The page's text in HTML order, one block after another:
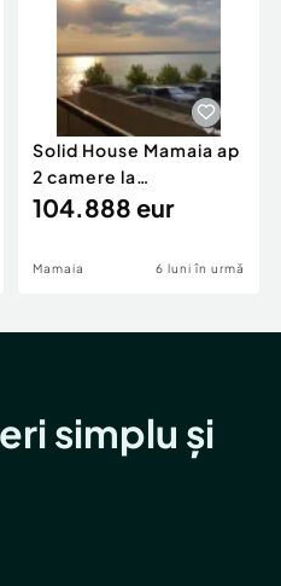
Solid House Mamaia ap
2 camere la
cheie,langa Mega
104.888 eur
Mamaia 6 luni în urmă
simplu și